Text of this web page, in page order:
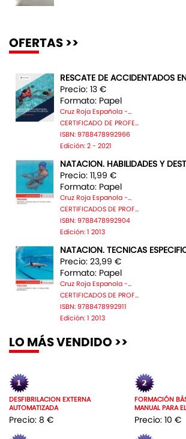
OFERTAS >>
RESCATE DE ACCIDENTADOS
Precio: 13 €
Formato: Papel
Cruz Roja Española -...
CERTIFICADO DE PROFE...
ISBN: 9788478992966
Edición: 2 - 2021
NATACION. HABILIDADES Y
Precio: 11,99 €
Formato: Papel
Cruz Roja Espanola -...
CERTIFICADOS DE PROF...
ISBN: 9788478992904
Edición: 1 2013
NATACION. TECNICAS
Precio: 23,99 €
Formato: Papel
Cruz Roja Espanola -...
CERTIFICADOS DE PROF...
ISBN: 9788478992911
Edición: 1 2013
LO MÁS VENDIDO >>
DESFIBRILACION EXTERNA
AUTOMATIZADA
Precio: 8 €
FORMACIÓN
MANUAL PARA
Precio: 10 €